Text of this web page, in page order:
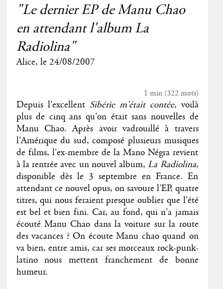
"Le dernier EP de Manu Chao
en attendant l'albumLa
Radiolina"
Alice, le 24/08/2007
1 min(322mots)
Depuis l'excellent Sibérie m'était contée, voilà
plus de cinq ans qu'on était sans nouvelles de
Manu Chao. Après avoir vadrouillé à travers
l'Amérique du sud, composé plusieurs musiques
de films, l'ex-membre de la Mano Négra revient
à la rentrée avec un nouvel album,La Radiolina,
disponible dès le 3 septembre en France. En
attendant ce nouvel opus, on savoure l'EP, quatre
titres, qui nous feraient presque oublier que l'été
est bel et bien fini. Car, au fond, qui n'a jamais
écouté Manu Chao dans la voiture sur la route
des vacances ? On écoute Manu chao quand on
va bien, entre amis, car ses morceaux rock-punk-
latino nous mettent franchement de bonne
humeur.